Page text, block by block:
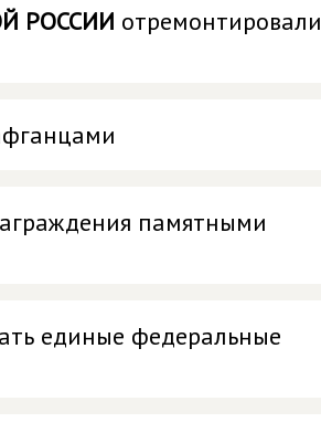
РОССИИ отремонтировали
памятными
единые федеральные